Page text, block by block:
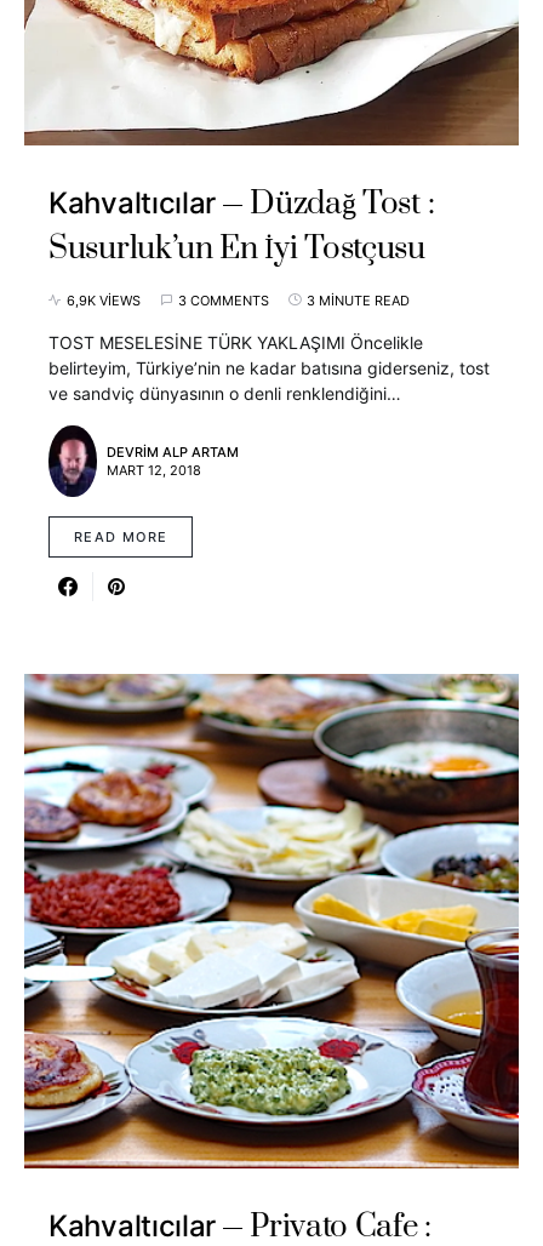
Kahvaltıcılar
Düzdağ Tost :
Susurluk’un En İyi Tostçusu
6,9K VIEWS 3 COMMENTS 3 MINUTE READ
TOST MESELESİNE TÜRK YAKLAŞIMI Öncelikle
belirteyim, Türkiye’nin ne kadar batısına giderseniz, tost
ve sandviç dünyasının o denli renklendiğini…
DEVRIM ALP ARTAM
MART 12, 2018
READ MORE
Kahvaltıcılar
Privato Cafe :